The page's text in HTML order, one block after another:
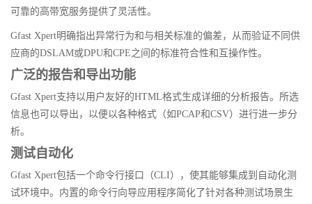
可靠的高带宽服务提供了灵活性。
Gfast Xpert明确指出异常行为和与相关标准的偏差，从而验证不同供
应商的DSLAM或DPU和CPE之间的标准符合性和互操作性。
广泛的报告和导出功能
Gfast Xpert支持以用户友好的HTML格式生成详细的分析报告。所选
信息也可以导出，以便以各种格式（如PCAP和CSV）进行进一步分
析。
测试自动化
Gfast Xpert包括一个命令行接口（CLI），使其能够集成到自动化测
试环境中。内置的命令行向导应用程序简化了针对各种测试场景生